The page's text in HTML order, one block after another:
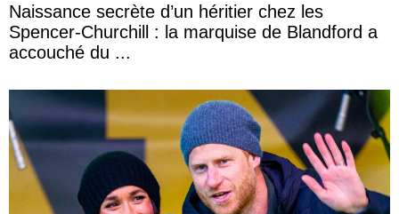
Naissance secrète d’un héritier chez les
Spencer-Churchill : la marquise de Blandford a
accouché du ...